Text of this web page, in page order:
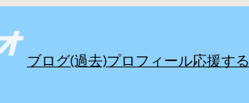
ブログ(過去)プロフィール応援する